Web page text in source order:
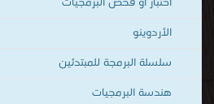
الأردوينو
سلسلة البرمجة للمبتدئين
هندسة البرمجيات